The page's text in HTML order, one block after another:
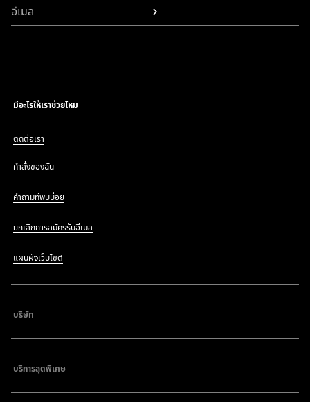
อีเมล
มีอะไรให้เราช่วยไหม
ติดต่อเรา
คำสั่งของฉัน
คำถามที่พบบ่อย
ยกเลิกการสมัครรับอีเมล
แผนผังเว็บไซต์
บริษัท
บริการสุดพิเศษ